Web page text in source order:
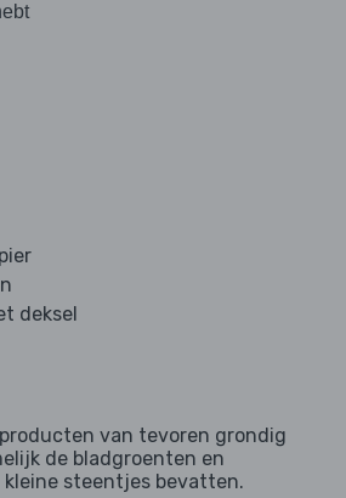
deksel
van tevoren grondig
de bladgroenten en
kleine steentjes bevatten.